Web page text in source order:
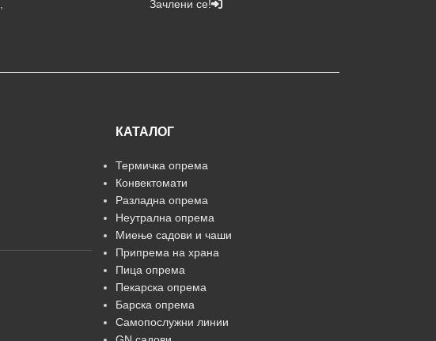
Зачлени се!
КАТАЛОГ
Термичка опрема
Конвектомати
Разладна опрема
Неутрална опрема
Миење садови и чаши
Припрема на храна
Пица опрема
Пекарска опрема
Барска опрема
Самопослужни линии